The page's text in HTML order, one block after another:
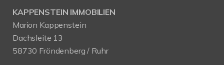
KAPPENSTEIN IMMOBILIEN
Marion Kappenstein
Dachsleite 13
58730 Fröndenberg / Ruhr